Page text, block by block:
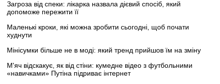
Загроза від спеки: лікарка назвала дієвий спосіб, який
допоможе пережити її
Маленькі кроки, які можна зробити сьогодні, щоб почати
худнути
Мінісумки більше не в моді: який тренд прийшов їм на зміну
М'яч відскакує, як від стіни: кумедне відео з футбольними
«навичками» Путіна підриває інтернет